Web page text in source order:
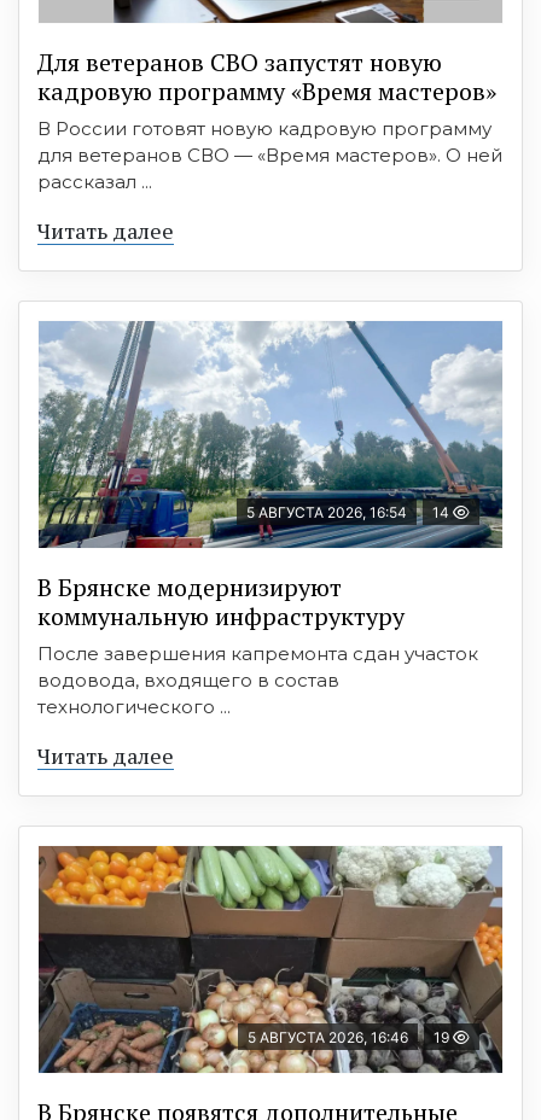
Для ветеранов СВО запустят новую
кадровую программу «Время мастеров»
В России готовят новую кадровую программу
для ветеранов СВО — «Время мастеров». О ней
рассказал ...
Читать далее
5 АВГУСТА 2026, 16:54 14
В Брянске модернизируют
коммунальную инфраструктуру
После завершения капремонта сдан участок
водовода, входящего в состав
технологического ...
Читать далее
5 АВГУСТА 2026, 16:46 19
В Брянске появятся дополнительные